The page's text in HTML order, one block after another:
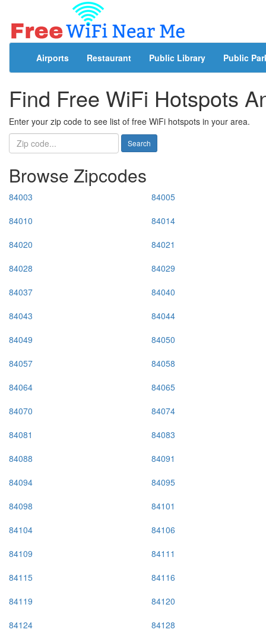
Airports Restaurant Public Library Public
Find Free WiFi Hotspots
Enter your zip code to see list of free WiFi hotspots in your area.
Search
Browse Zipcodes
84003
84005
84010
84014
84020
84021
84028
84029
84037
84040
84043
84044
84049
84050
84057
84058
84064
84065
84070
84074
84081
84083
84088
84091
84094
84095
84098
84101
84104
84106
84109
84111
84115
84116
84119
84120
84124
84128